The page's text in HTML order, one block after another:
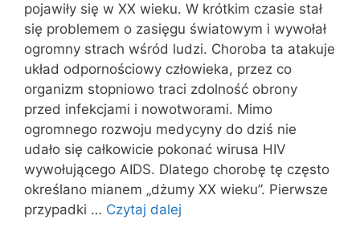
pojawiły się w XX wieku. W krótkim czasie stał
się problemem o zasięgu światowym i wywołał
ogromny strach wśród ludzi. Choroba ta atakuje
układ odpornościowy człowieka, przez co
organizm stopniowo traci zdolność obrony
przed infekcjami i nowotworami. Mimo
ogromnego rozwoju medycyny do dziś nie
udało się całkowicie pokonać wirusa HIV
wywołującego AIDS. Dlatego chorobę tę często
określano mianem „dżumy XX wieku”. Pierwsze
przypadki … Czytaj dalej